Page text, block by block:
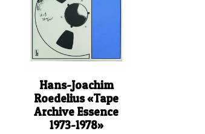
Hans-Joachim
Roedelius «Tape
Archive Essence
1973-1978»